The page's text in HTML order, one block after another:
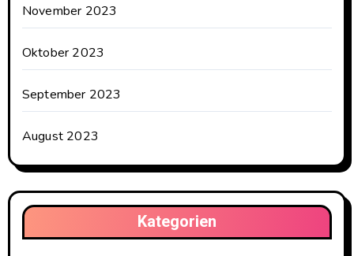
November 2023
Oktober 2023
September 2023
August 2023
Kategorien